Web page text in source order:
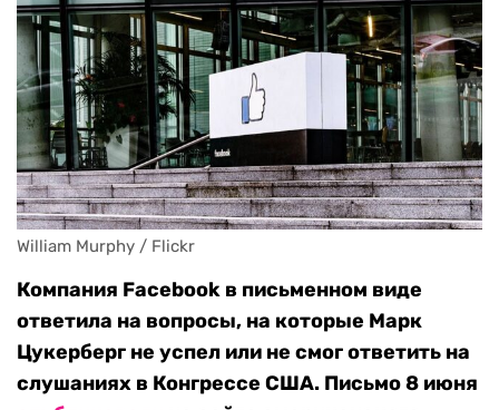
William Murphy / Flickr
Компания Facebook в письменном виде
ответила на вопросы, на которые Марк
Цукерберг не успел или не смог ответить на
слушаниях в Конгрессе США. Письмо 8 июня